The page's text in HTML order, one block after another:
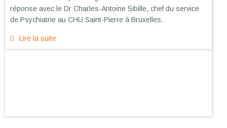
réponse avec le Dr Charles-Antoine Sibille, chef du service
de Psychiatrie au CHU Saint-Pierre à Bruxelles.
Lire la suite